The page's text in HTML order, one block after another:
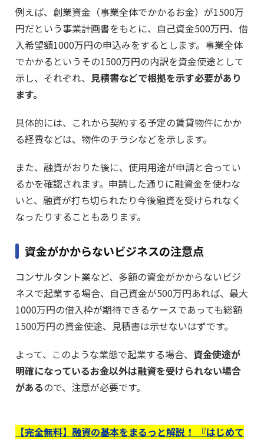
例えば、創業資金（事業全体でかかるお金）が1500万
円だという事業計画書をもとに、自己資金500万円、借
入希望額1000万円の申込みをするとします。事業全体
でかかるというその1500万円の内訳を資金使途として
示し、それぞれ、 見積書などで根拠を示す必要があり
ます。
具体的には、これから契約する予定の賃貸物件にかか
る経費などは、物件のチラシなどを示します。
また、融資がおりた後に、使用用途が申請と合ってい
るかを確認されます。申請した通りに融資金を使わな
いと、融資が打ち切られたり今後融資を受けられなく
なったりすることもあります。
資金がかからないビジネスの注意点
コンサルタント業など、多額の資金がかからないビジ
ネスで起業する場合、自己資金が500万円あれば、最大
1000万円の借入枠が期待できるケースであっても総額
1500万円の資金使途、見積書は示せないはずです。
よって、このような業態で起業する場合、 資金使途が
明確になっているお金以外は融資を受けられない場合
があるので、注意が必要です。
【完全無料】融資の基本をまるっと解説！ 『はじめて